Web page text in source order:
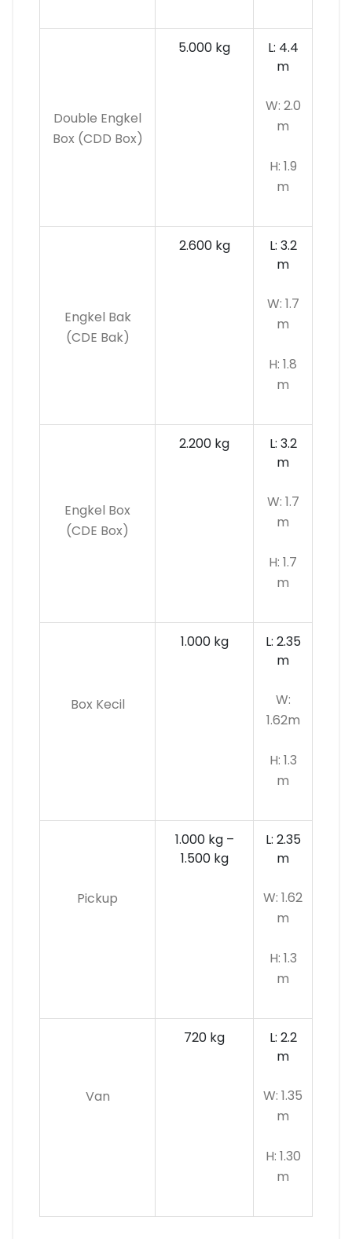
Double Engkel
Box (CDD Box)
5.000 kg
L: 4.4
m
W: 2.0
m
H: 1.9
m
Engkel Bak
(CDE Bak)
2.600 kg
L: 3.2
m
W: 1.7
m
H: 1.8
m
Engkel Box
(CDE Box)
2.200 kg
L: 3.2
m
W: 1.7
m
H: 1.7
m
Box Kecil
1.000 kg
L: 2.35
m
W:
1.62m
H: 1.3
m
Pickup
1.000 kg –
1.500 kg
L: 2.35
m
W: 1.62
m
H: 1.3
m
Van
720 kg
L: 2.2
m
W: 1.35
m
H: 1.30
m